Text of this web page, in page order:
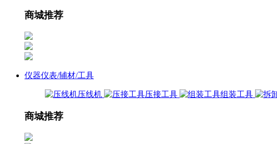
商城推荐
仪器仪表/辅材/工具
压线机 压接工具 组装工具
商城推荐